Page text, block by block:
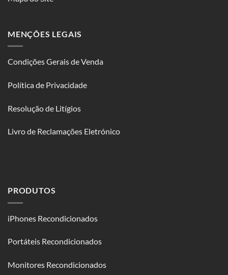
MENÇÕES LEGAIS
Condições Gerais de Venda
Política de Privacidade
Resolução de Litígios
Livro de Reclamações Eletrónico
PRODUTOS
iPhones Recondicionados
Portáteis Recondicionados
Monitores Recondicionados